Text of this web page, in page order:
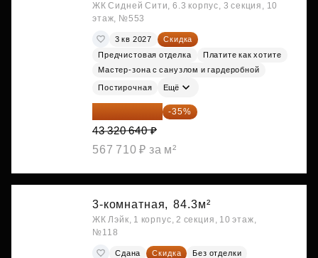
ЖК Сидней Сити, 6.3 корпус, 3 секция, 10
этаж, №553
3 кв 2027
Скидка
Предчистовая отделка
Платите как хотите
Мастер-зона с санузлом и гардеробной
Постирочная Ещё
28 158 416 ₽ -35%
43 320 640 ₽
567 710 ₽ за м²
3-комнатная, 84.3м²
ЖК Лэйк, 1 корпус, 2 секция, 10 этаж,
№118
Сдана Скидка
Без отделки